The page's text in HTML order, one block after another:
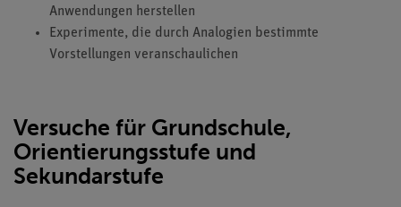
Anwendungen herstellen
Experimente, die durch Analogien bestimmte
Vorstellungen veranschaulichen
Versuche für Grundschule,
Orientierungsstufe und
Sekundarstufe